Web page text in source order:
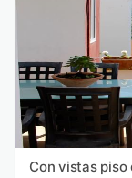
Con vistas piso